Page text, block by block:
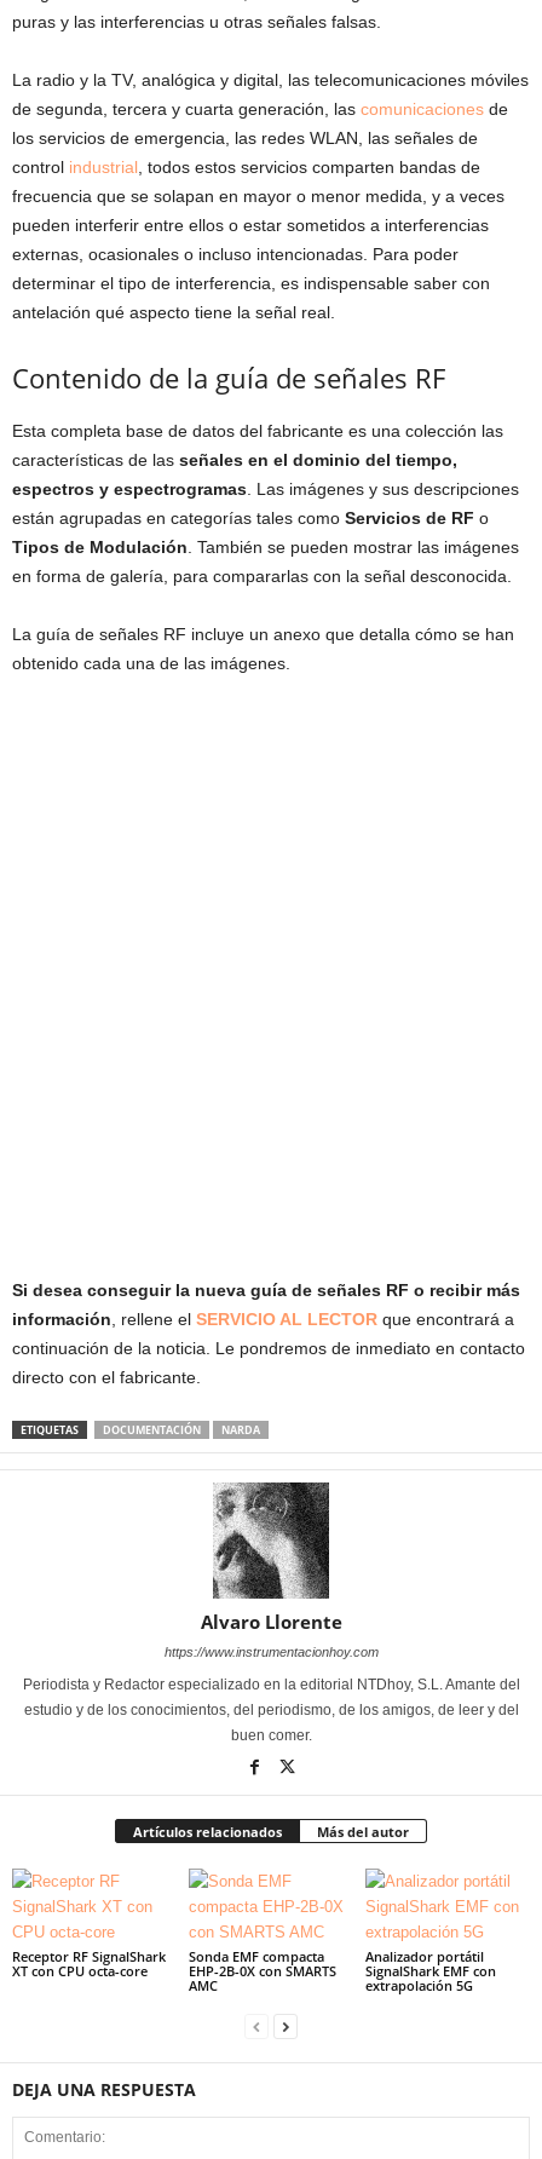
puras y las interferencias u otras señales falsas.
La radio y la TV, analógica y digital, las telecomunicaciones móviles
de segunda, tercera y cuarta generación, las comunicaciones de
los servicios de emergencia, las redes WLAN, las señales de
control industrial , todos estos servicios comparten bandas de
frecuencia que se solapan en mayor o menor medida, y a veces
pueden interferir entre ellos o estar sometidos a interferencias
externas, ocasionales o incluso intencionadas. Para poder
determinar el tipo de interferencia, es indispensable saber con
antelación qué aspecto tiene la señal real.
Contenido de la guía de señales RF
Esta completa base de datos del fabricante es una colección las
características de las señales en el dominio del tiempo,
espectros y espectrogramas . Las imágenes y sus descripciones
están agrupadas en categorías tales como Servicios de RF o
Tipos de Modulación . También se pueden mostrar las imágenes
en forma de galería, para compararlas con la señal desconocida.
La guía de señales RF incluye un anexo que detalla cómo se han
obtenido cada una de las imágenes.
Si desea conseguir la nueva guía de señales RF o recibir más
información , rellene el SERVICIO AL LECTOR que encontrará a
continuación de la noticia. Le pondremos de inmediato en contacto
directo con el fabricante.
ETIQUETAS DOCUMENTACIÓN NARDA
Alvaro Llorente
https://www.instrumentacionhoy.com
Periodista y Redactor especializado en la editorial NTDhoy, S.L. Amante del
estudio y de los conocimientos, del periodismo, de los amigos, de leer y del
buen comer.
Artículos relacionados Más del autor
Receptor RF SignalShark
XT con CPU octa-core
Sonda EMF compacta
EHP-2B-0X con SMARTS
AMC
Analizador portátil
SignalShark EMF con
extrapolación 5G
DEJA UNA RESPUESTA